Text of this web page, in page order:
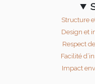
Structure
Design et
Respect
Facilité
Impact